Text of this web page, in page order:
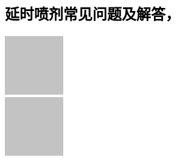
延时喷剂常见问题及解答